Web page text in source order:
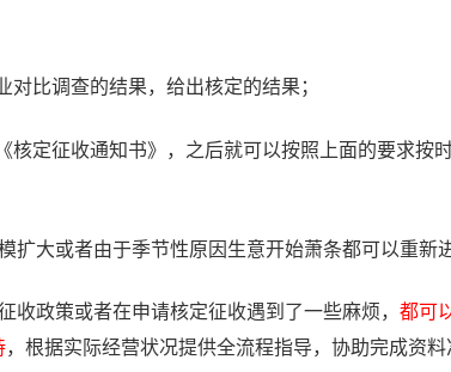
比调查的结果，给出核定的结果；
核定征收通知书》，之后就可以按照上面的要求按
大或者由于季节性原因生意开始萧条都可以重新
政策或者在申请核定征收遇到了一些麻烦， 都可
，根据实际经营状况提供全流程指导，协助完成资